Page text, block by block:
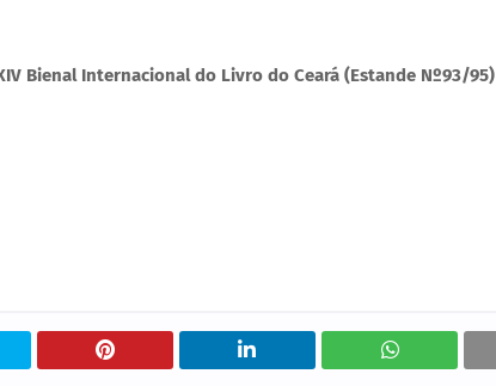
Bienal Internacional do Livro do Ceará (Estande Nº93/95)